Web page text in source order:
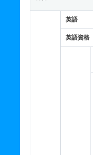
英語
英語資格